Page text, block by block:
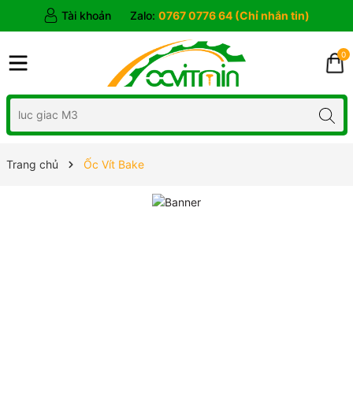
Tài khoản Zalo: 0767 0776 64 (Chỉ nhắn tin)
0
Trang chủ Ốc Vít Bake